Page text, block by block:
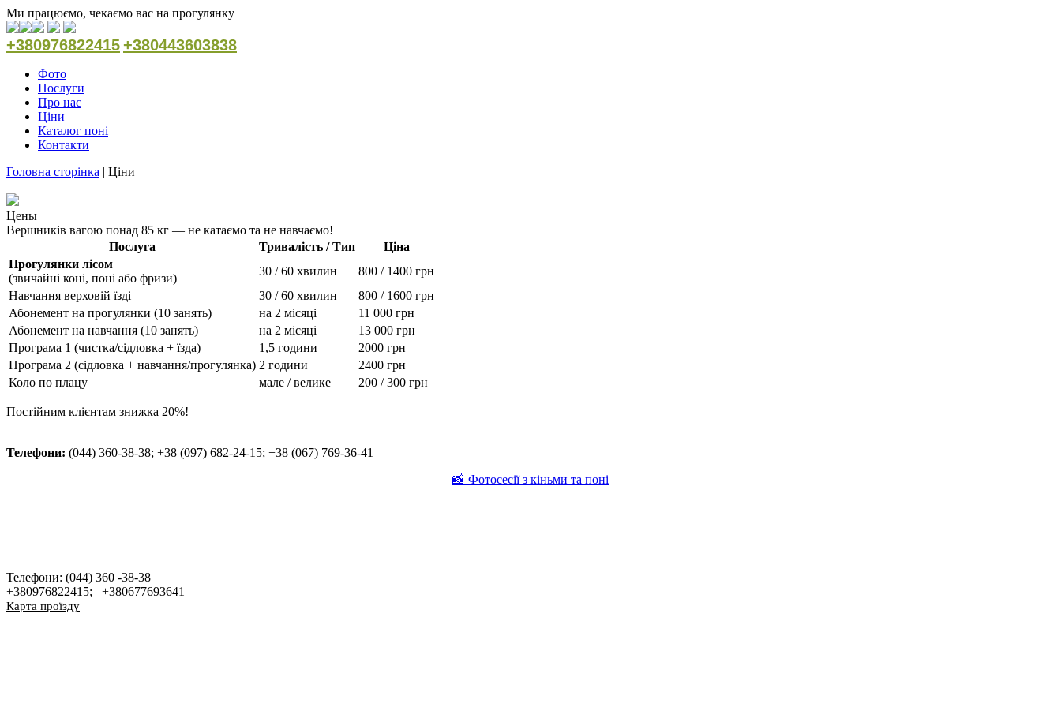
Ми працюємо, чекаємо вас на прогулянку
+380976822415+380443603838
Фото
Послуги
Про нас
Ціни
Каталог поні
Контакти
Головна сторінка | Ціни
Цены
Вершників вагою понад 85 кг — не катаємо та не навчаємо!
Послуга
Тривалість / Тип
Ціна
Прогулянки лісом
(звичайні коні, поні або фризи)
30 / 60 хвилин
800 / 1400 грн
Навчання верховій їзді
30 / 60 хвилин
800 / 1600 грн
Абонемент на прогулянки (10 занять)
на 2 місяці
11 000 грн
Абонемент на навчання (10 занять)
на 2 місяці
13 000 грн
Програма 1 (чистка/сідловка + їзда)
1,5 години
2000 грн
Програма 2 (сідловка + навчання/прогулянка) 2 години
2400 грн
Коло по плацу
мале / велике 200 / 300 грн
Постійним клієнтам знижка 20%!
Телефони: (044) 360-38-38; +38 (097) 682-24-15; +38 (067) 769-36-41
📸 Фотосесії з кіньми та поні
Телефони: (044) 360 -38-38
+380976822415; +380677693641
Карта проїзду